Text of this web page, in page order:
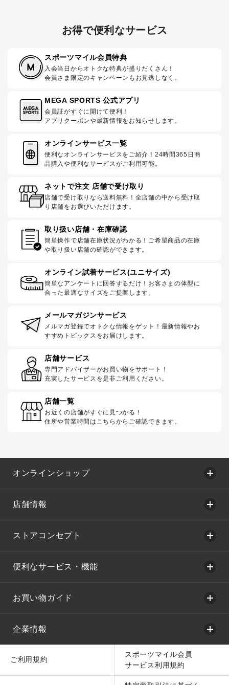
お得で便利なサービス
スポーツマイル会員特典
入会当日からオトクな特典が盛りだくさん！
会員さま限定のキャンペーンもお見逃しなく。
MEGA SPORTS 公式アプリ
会員証がすぐに開けて便利！
アプリクーポンや最新情報をお知らせします。
オンラインサービス一覧
便利なオンラインサービスをご紹介！24時間365日商
品購入や便利なサービスがご利用可能。
ネットで注文 店舗で受け取り
店舗で受け取りなら送料無料！全店舗の中から受け取
り店舗をお選びいただけます。
取り扱い店舗・在庫確認
簡単操作で店舗在庫状況がわかる！ご希望商品の在庫
や取り扱い店舗の確認ができます。
オンライン試着サービス(ユニサイズ)
簡単なアンケートに回答するだけ！お客さまの体型に
合った最適なサイズをご提案します。
メールマガジンサービス
メルマガ登録でオトクな情報をゲット！最新情報やお
すすめトピックスをお届けします。
店舗サービス
専門アドバイザーがお買い物をサポート！
充実したサービスを是非ご利用ください。
店舗一覧
お近くの店舗がすぐに見つかる！
住所や営業時間はこちらからご確認できます。
オンラインショップ
店舗情報
ストアコンセプト
便利なサービス・機能
お買い物ガイド
企業情報
ご利用規約
スポーツマイル会員
サービス利用規約